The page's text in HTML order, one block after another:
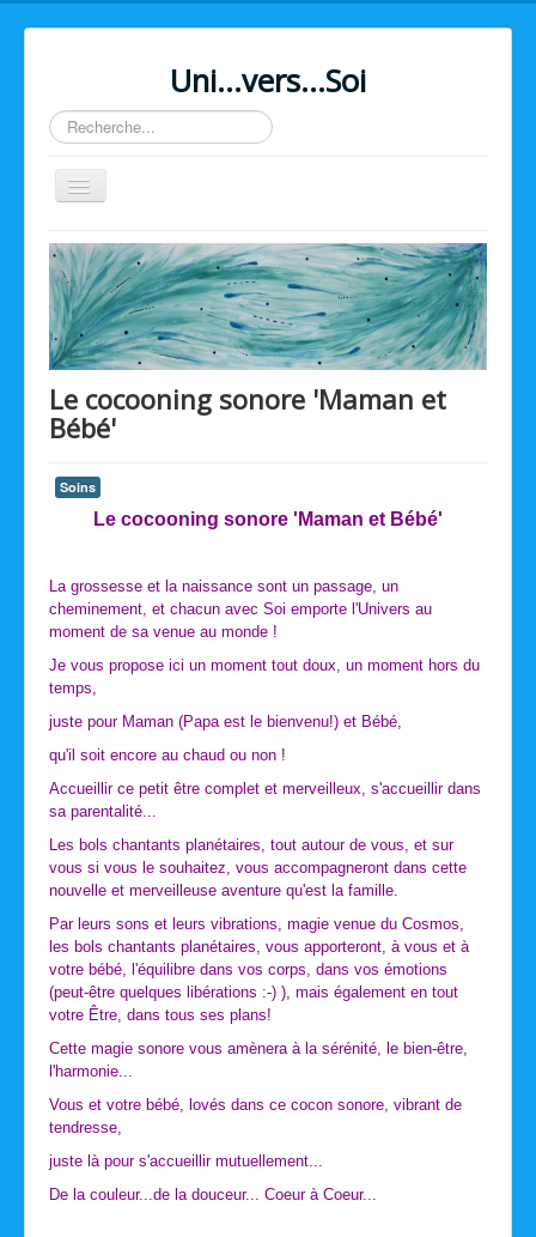
Uni...vers...Soi
Rechercher
Basculer
la
Home
Le cocooning sonore 'Maman et
Bébé'
Soins
Le cocooning sonore 'Maman et Bébé'
La grossesse et la naissance sont un passage, un
cheminement, et chacun avec Soi emporte l'Univers au
moment de sa venue au monde !
Je vous propose ici un moment tout doux, un moment hors du
temps,
juste pour Maman (Papa est le bienvenu!) et Bébé,
qu'il soit encore au chaud ou non !
Accueillir ce petit être complet et merveilleux, s'accueillir dans
sa parentalité...
Les bols chantants planétaires, tout autour de vous, et sur
vous si vous le souhaitez, vous accompagneront dans cette
nouvelle et merveilleuse aventure qu'est la famille.
Par leurs sons et leurs vibrations, magie venue du Cosmos,
les bols chantants planétaires, vous apporteront, à vous et à
votre bébé, l'équilibre dans vos corps, dans vos émotions
(peut-être quelques libérations :-) ), mais également en tout
votre Être, dans tous ses plans!
Cette magie sonore vous amènera à la sérénité, le bien-être,
l'harmonie...
Vous et votre bébé, lovés dans ce cocon sonore, vibrant de
tendresse,
juste là pour s'accueillir mutuellement...
De la couleur...de la douceur... Coeur à Coeur...